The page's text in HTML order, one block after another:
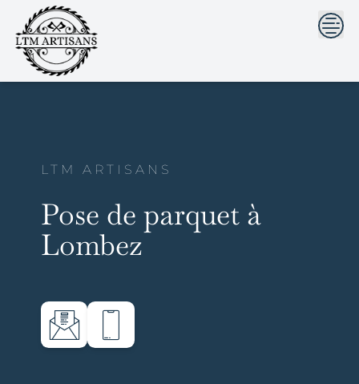
```html```
content
LTM ARTISANS
Pose de parquet à
Lombez